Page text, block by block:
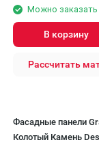
Можно заказать
В корзину
Рассчитать
Фасадные панели
Колотый Камень